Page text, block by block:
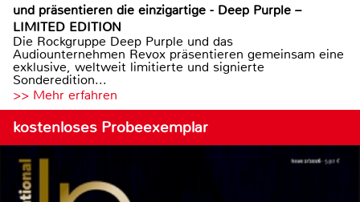
und präsentieren die einzigartige - Deep Purple –
LIMITED EDITION
Die Rockgruppe Deep Purple und das
Audiounternehmen Revox präsentieren gemeinsam eine
exklusive, weltweit limitierte und signierte
Sonderedition...
>> Mehr erfahren
kostenloses Probeexemplar